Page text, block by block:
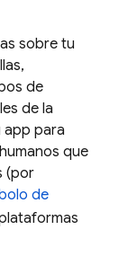
sobre tu
de
de la
app para
que
(por
de